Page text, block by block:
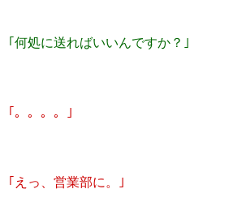
｢何処に送ればいいんですか？｣
｢。。。。｣
｢えっ、営業部に。｣